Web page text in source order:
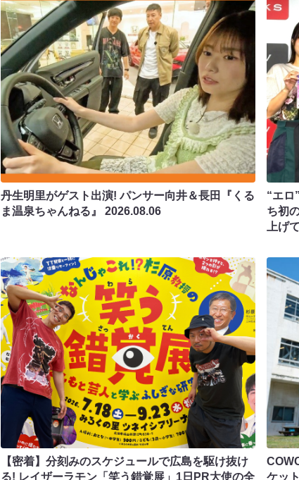
丹生明里がゲスト出演! パンサー向井＆長田『くる
ま温泉ちゃんねる』2026.08.06
“エロ
ち初
上げ
【密着】分刻みのスケジュールで広島を駆け抜け
る! レイザーラモン「笑う錯覚展」1日PR大使の全
ケッ